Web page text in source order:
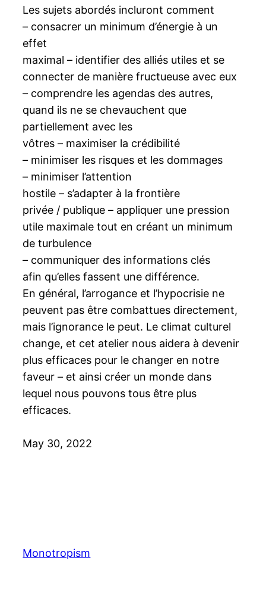
Les sujets abordés incluront comment
– consacrer un minimum d’énergie à un
effet
maximal – identifier des alliés utiles et se
connecter de manière fructueuse avec eux
– comprendre les agendas des autres,
quand ils ne se chevauchent que
partiellement avec les
vôtres – maximiser la crédibilité
– minimiser les risques et les dommages
– minimiser l’attention
hostile – s’adapter à la frontière
privée / publique – appliquer une pression
utile maximale tout en créant un minimum
de turbulence
– communiquer des informations clés
afin qu’elles fassent une différence.
En général, l’arrogance et l’hypocrisie ne
peuvent pas être combattues directement,
mais l’ignorance le peut. Le climat culturel
change, et cet atelier nous aidera à devenir
plus efficaces pour le changer en notre
faveur – et ainsi créer un monde dans
lequel nous pouvons tous être plus
efficaces.
May 30, 2022
Monotropism